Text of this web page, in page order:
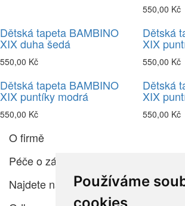
Používáme
550,00 Kč
Dětská tapeta BAMBINO
XIX duha šedá
550,00 Kč
Dětská
XIX
550,00 Kč
Dětská tapeta BAMBINO
XIX puntíky modrá
550,00 Kč
Dětská
XIX
550,00 Kč
O firmě
Péče o zákazníka
Najdete nás